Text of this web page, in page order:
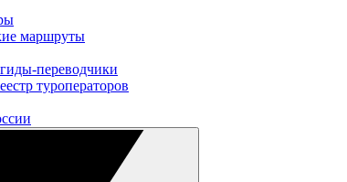
маршруты
переводчики
туроператоров